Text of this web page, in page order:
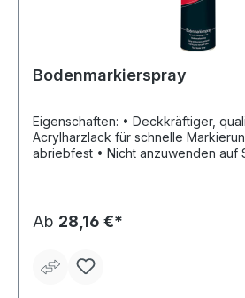
Bodenmarkierspray
Eigenschaften: • Deckkräftiger, qualitativ hochwertiger
Acrylharzlack für schnelle Markierungen •
abriebfest • Nicht anzuwenden auf Styropor® und
Überkopfsprühdüse (180 °C) Einsatzbereiche: • Auf fast
allen Oberflächen: Holz, Karton,
Markierungen auf allen Böden
Ab 28,16 €*